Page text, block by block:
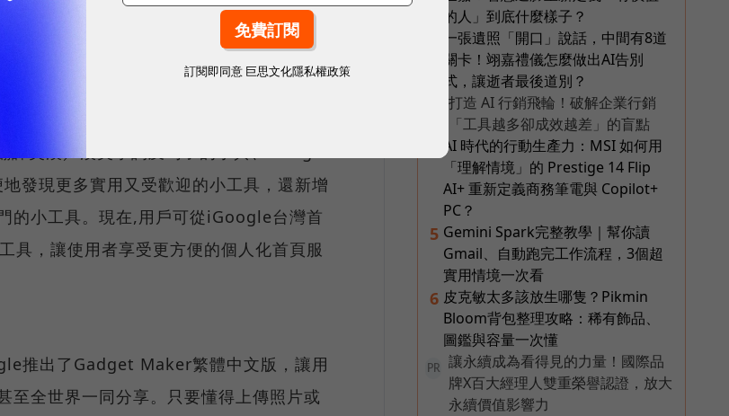
iGoogle，最近在首頁逐步新增 YouTube
英漢／漢英字詞及句子的字典、Google
發現更多實用又受歡迎的小工具，還新增
的小工具。現在,用戶可從iGoogle台灣首
具，讓使用者享受更方便的個人化首頁服
推出了Gadget Maker繁體中文版，讓用
至全世界一同分享。只要懂得上傳照片或
的人」到底什麼樣子？
一張遺照「開口」說話，中間有8道
關卡！翊嘉禮儀怎麼做出AI告別
式，讓逝者最後道別？
打造 AI 行銷飛輪！破解企業行銷
「工具越多卻成效越差」的盲點
AI 時代的行動生產力：MSI 如何用
「理解情境」的 Prestige 14 Flip
AI+ 重新定義商務筆電與 Copilot+
PC？
5 Gemini Spark完整教學｜幫你讀
Gmail、自動跑完工作流程，3個超
實用情境一次看
6 皮克敏太多該放生哪隻？Pikmin
Bloom背包整理攻略：稀有飾品、
圖鑑與容量一次懂
PR
讓永續成為看得見的力量！國際品
牌X百大經理人雙重榮譽認證，放大
永續價值影響力
訂閱即同意 巨思文化隱私權政策